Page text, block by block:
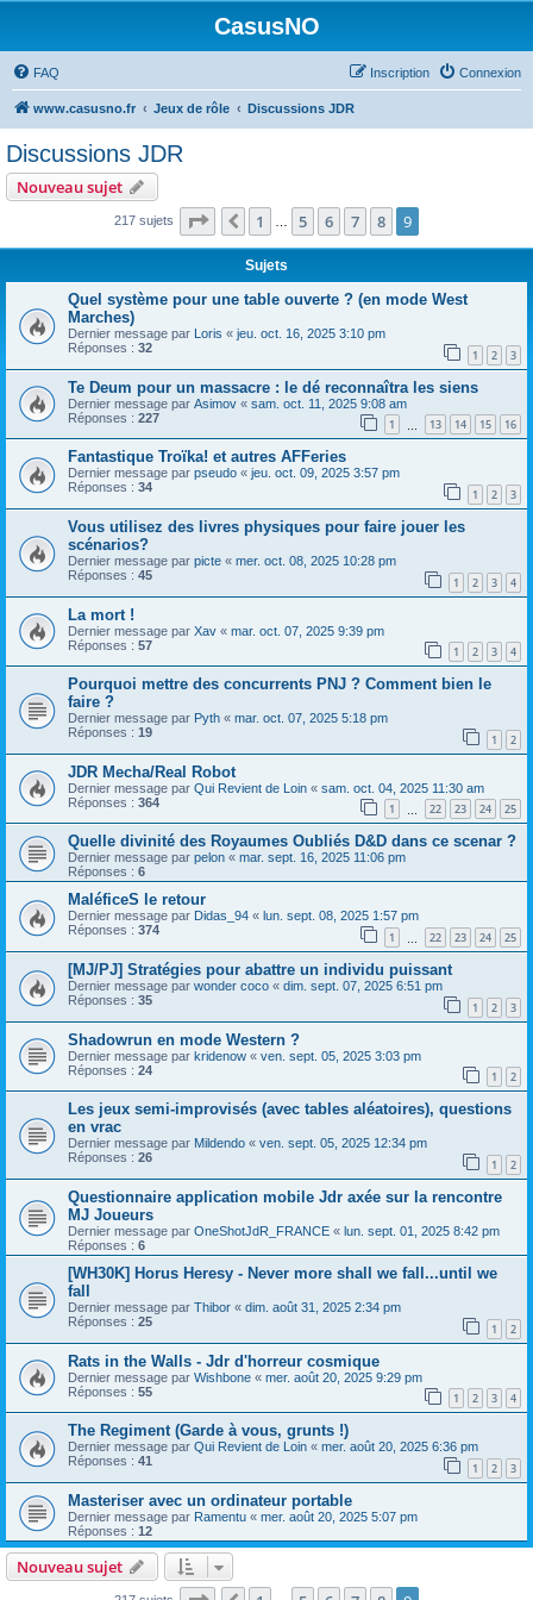
CasusNO
FAQ Connexion
Inscription
www.casusno.fr Jeux de rôle Discussions JDR
Discussions JDR
Nouveau sujet
217 sujets Page sur
Précédent
1 5 6 7 8 9
Sujets
Quel système pour une table ouverte ? (en mode West
Marches)
Dernier message par Loris « jeu. oct. 16, 2025 3:10 pm
Réponses : 32 1 2 3
Te Deum pour un massacre : le dé reconnaîtra les siens
Dernier message par Asimov « sam. oct. 11, 2025 9:08 am
Réponses : 227 1 13 14 15 16
Fantastique Troïka! et autres AFFeries
Dernier message par pseudo « jeu. oct. 09, 2025 3:57 pm
Réponses : 34 1 2 3
Vous utilisez des livres physiques pour faire jouer les
scénarios?
Dernier message par picte « mer. oct. 08, 2025 10:28 pm
Réponses : 45 1 2 3 4
La mort !
Dernier message par Xav « mar. oct. 07, 2025 9:39 pm
Réponses : 57 1 2 3 4
Pourquoi mettre des concurrents PNJ ? Comment bien le
faire ?
Dernier message par Pyth « mar. oct. 07, 2025 5:18 pm
Réponses : 19 1 2
JDR Mecha/Real Robot
Dernier message par Qui Revient de Loin « sam. oct. 04, 2025 11:30 am
Réponses : 364 1 22 23 24 25
Quelle divinité des Royaumes Oubliés D&D dans ce scenar ?
Dernier message par pelon « mar. sept. 16, 2025 11:06 pm
Réponses : 6
MaléficeS le retour
Dernier message par Didas_94 « lun. sept. 08, 2025 1:57 pm
Réponses : 374 1 22 23 24 25
[MJ/PJ] Stratégies pour abattre un individu puissant
Dernier message par wonder coco « dim. sept. 07, 2025 6:51 pm
Réponses : 35 1 2 3
Shadowrun en mode Western ?
Dernier message par kridenow « ven. sept. 05, 2025 3:03 pm
Réponses : 24 1 2
Les jeux semi-improvisés (avec tables aléatoires), questions
en vrac
Dernier message par Mildendo « ven. sept. 05, 2025 12:34 pm
Réponses : 26 1 2
Questionnaire application mobile Jdr axée sur la rencontre
MJ Joueurs
Dernier message par OneShotJdR_FRANCE « lun. sept. 01, 2025 8:42 pm
Réponses : 6
[WH30K] Horus Heresy - Never more shall we fall...until we
fall
Dernier message par Thibor « dim. août 31, 2025 2:34 pm
Réponses : 25 1 2
Rats in the Walls - Jdr d'horreur cosmique
Dernier message par Wishbone « mer. août 20, 2025 9:29 pm
Réponses : 55 1 2 3 4
The Regiment (Garde à vous, grunts !)
Dernier message par Qui Revient de Loin « mer. août 20, 2025 6:36 pm
Réponses : 41 1 2 3
Masteriser avec un ordinateur portable
Dernier message par Ramentu « mer. août 20, 2025 5:07 pm
Réponses : 12
Nouveau sujet